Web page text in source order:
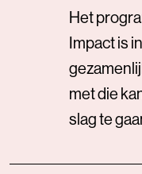
Het
Impact is
met die
slag te